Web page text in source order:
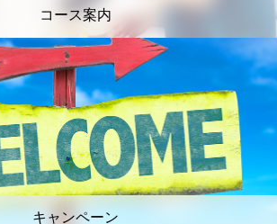
コース案内
キャンペーン